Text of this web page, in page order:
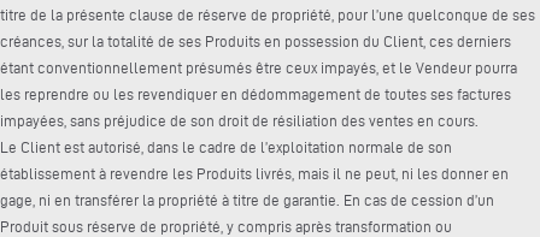
titre de la présente clause de réserve de propriété, pour l’une quelconque de ses
créances, sur la totalité de ses Produits en possession du Client, ces derniers
étant conventionnellement présumés être ceux impayés, et le Vendeur pourra
les reprendre ou les revendiquer en dédommagement de toutes ses factures
impayées, sans préjudice de son droit de résiliation des ventes en cours.
Le Client est autorisé, dans le cadre de l’exploitation normale de son
établissement à revendre les Produits livrés, mais il ne peut, ni les donner en
gage, ni en transférer la propriété à titre de garantie. En cas de cession d’un
Produit sous réserve de propriété, y compris après transformation ou